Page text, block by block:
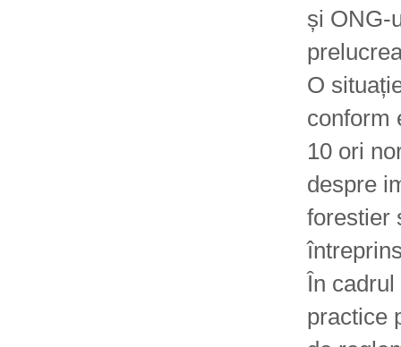
și ONG-
O
conform
10 ori
despre
forestier
În
practice